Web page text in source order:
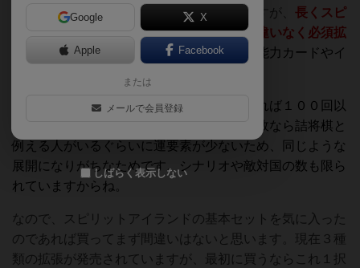
イベントカードが賛否両論だったりはしますが、 長くスピ
リットアイランドを遊びたいのであれば間違いなく必須拡
張です。追加要素以外にも単純に精霊や、能力カードやイ
スピリットアイランド基本セットのみであれば１００回以
上も遊ぶよりも先に飽きると思います。何故なら詰将棋と
例える人がいるぐらいに運要素が少ないため、同じような
展開になりがちなためです。シナリオや敵対国の数も限ら
れていますからね。
なので、スピリットアイランドの基本セットを気に入った
のであれば買ってまず間違いはないと思います。現在３種
類の拡張が発売されていますが、最初に買うならこれ１択
Google X
Apple Facebook
または
メールで会員登録
しばらく表示しない